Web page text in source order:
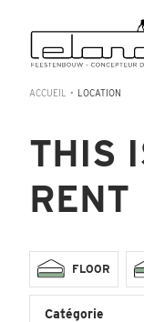
ACCUEIL • LOCATION
THIS
RENT
FLOOR
Catégorie